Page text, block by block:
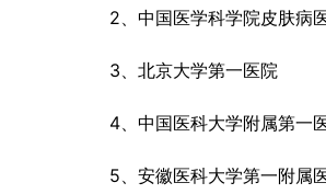
2、中国医学科学院皮肤病
3、北京大学第一医院
4、中国医科大学附属第一
5、安徽医科大学第一附属